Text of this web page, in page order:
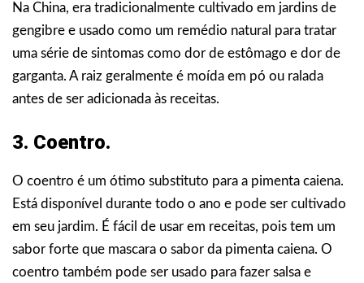
Na China, era tradicionalmente cultivado em jardins de
gengibre e usado como um remédio natural para tratar
uma série de sintomas como dor de estômago e dor de
garganta. A raiz geralmente é moída em pó ou ralada
antes de ser adicionada às receitas.
3. Coentro.
O coentro é um ótimo substituto para a pimenta caiena.
Está disponível durante todo o ano e pode ser cultivado
em seu jardim. É fácil de usar em receitas, pois tem um
sabor forte que mascara o sabor da pimenta caiena. O
coentro também pode ser usado para fazer salsa e